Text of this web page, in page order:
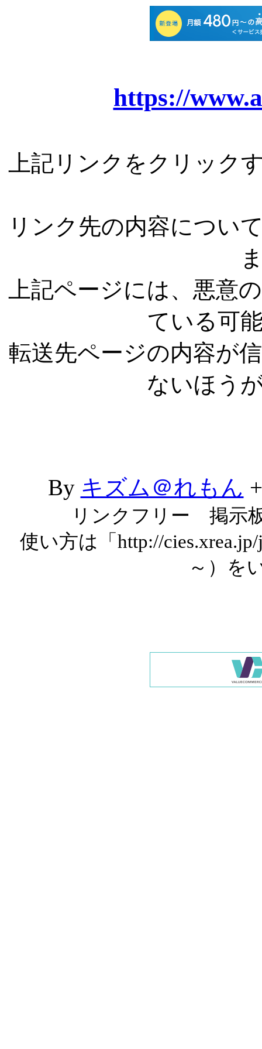
https://
上記リンクをクリック
リンク先の内容につい
上記ページには、悪意
ている可
転送先ページの内容が
ないほう
By キズム＠れもん
リンクフリー 掲示
使い方は「http://
～）を